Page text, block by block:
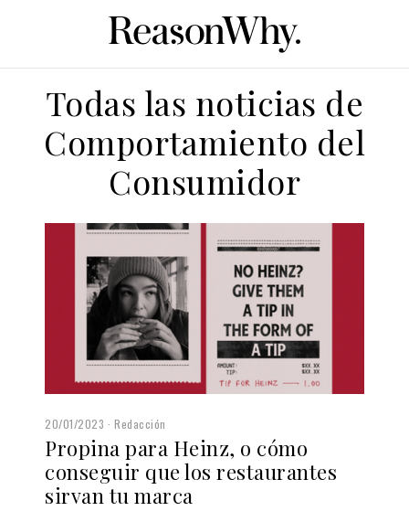
Todas las noticias de
Comportamiento del
Consumidor
20/01/2023 Redacción
Propina para Heinz, o cómo
conseguir que los restaurantes
sirvan tu marca